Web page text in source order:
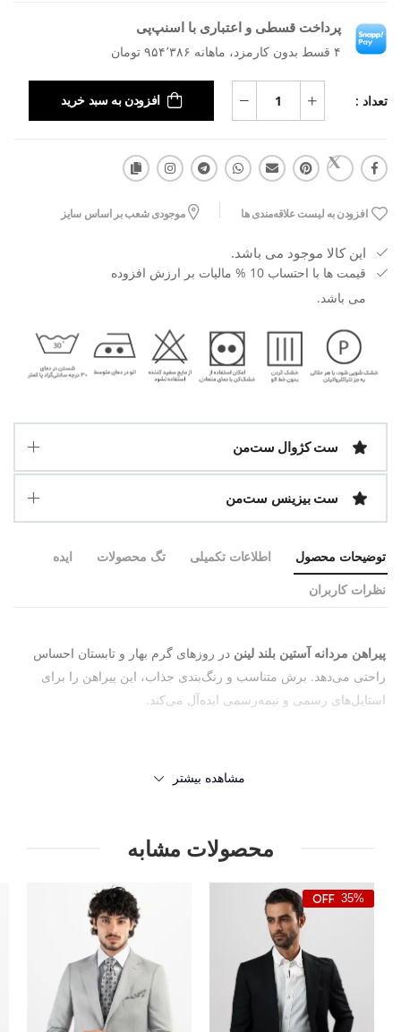
پرداخت قسطی و اعتباری با اسنپ‌پی
۴ قسط بدون کارمزد، ماهانه ۹۵۴٬۳۸۶ تومان
تعداد : افزودن به سبد خرید
افزودن به لیست علاقه‌مندی ها موجودی شعب بر اساس سایز
این کالا موجود می باشد.
قیمت ها با احتساب 10 % مالیات بر ارزش افزوده
می باشد.
ست کژوال ست‌من
ست بیزینس ست‌من
توضیحات محصول اطلاعات تکمیلی تگ محصولات ایده
نظرات کاربران
پیراهن مردانه آستین بلند لینن در روزهای گرم بهار و تابستان احساس
راحتی می‌دهد. برش متناسب و رنگ‌بندی جذاب، این پیراهن را برای
استایل‌های رسمی و نیمه‌رسمی ایده‌آل می‌کند.
مشاهده بیشتر
محصولات مشابه
35%